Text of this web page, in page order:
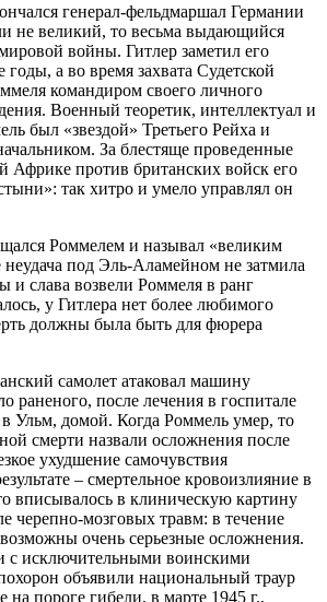
генерал-фельдмаршал Германии
не великий, то весьма выдающийся
войны. Гитлер заметил его
а во время захвата Судетской
командиром своего личного
Военный теоретик, интеллектуал и
был «звездой» Третьего Рейха и
За блестяще проведенные
Африке против британских войск его
так хитро и умело управлял он
Роммелем и называл «великим
под Эль-Аламейном не затмила
и слава возвели Роммеля в ранг
у Гитлера нет более любимого
должны была быть для фюрера
самолет атаковал машину
раненого, после лечения в госпитале
Ульм, домой. Когда Роммель умер, то
смерти назвали осложнения после
ухудшение самочувствия
– смертельное кровоизлияние в
вписывалось в клиническую картину
черепно-мозговых травм: в течение
очень серьезные осложнения.
с исключительными воинскими
объявили национальный траур
на пороге гибели, в марте 1945 г.,